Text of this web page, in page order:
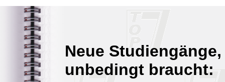
Neue
unbedingt braucht: